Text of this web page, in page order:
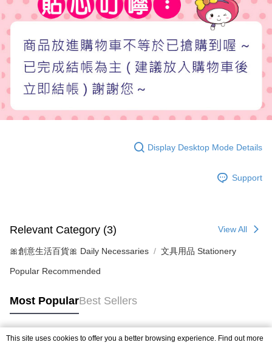
Display Desktop Mode Details
Support
Relevant Category (3) View All
🎀創意生活百貨🎀 Daily Necessaries 文具用品 Stationery
Popular Recommended
Most PopularBest Sellers
This site uses cookies to offer you a better browsing experience. Find out more